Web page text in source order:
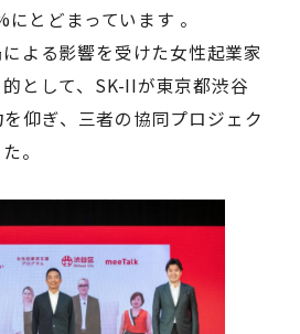
とどまっています 。
よる影響を受けた女性起業家
として、SK-IIが東京都渋谷
仰ぎ、三者の協同プロジェク
。